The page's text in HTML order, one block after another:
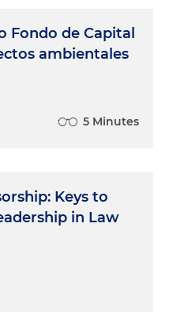
Fondo de Capital
ambientales
5 Minutes
Keys to
in Law